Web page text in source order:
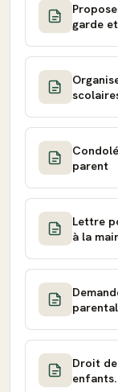
garde
parent
Lettre
à la
parental
Droit
enfants.